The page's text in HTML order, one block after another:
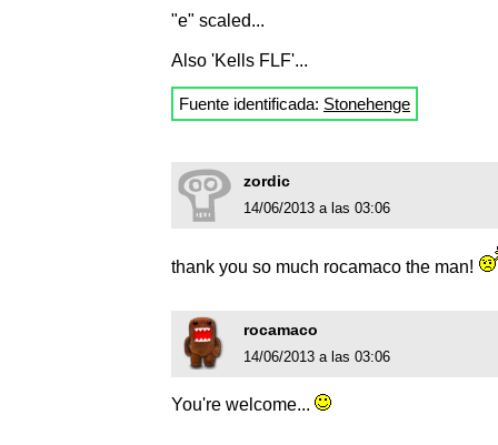
"e" scaled...
Also 'Kells FLF'...
Fuente identificada: Stonehenge
zordic
14/06/2013 a las 03:06
thank you so much rocamaco the man!
rocamaco
14/06/2013 a las 03:06
You're welcome...